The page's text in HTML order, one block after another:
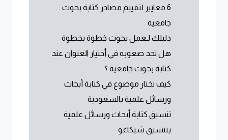
6 معايير لتقييم مصادر كتابة بحوث
جامعية
دليلك لـعمل بحوث خطوة بخطوة
هل تجد صعوبه في أختيار العنوان عند
كتابة بحوث جامعية ؟
كيف تختار موضوع في كتابة أبحاث
ورسائل علمية بالسعودية
تنسيق كتابة أبحاث ورسائل علمية
بتنسيق شيكاغو